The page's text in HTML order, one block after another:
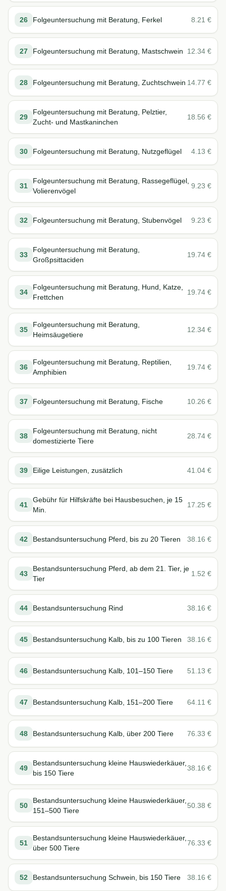
26 Folgeuntersuchung mit Beratung, Ferkel 8.21 €
27 Folgeuntersuchung mit Beratung, Mastschwein 12.34 €
28 Folgeuntersuchung mit Beratung, Zuchtschwein 14.77 €
29
Folgeuntersuchung mit Beratung, Pelztier,
Zucht- und Mastkaninchen
18.56 €
30 Folgeuntersuchung mit Beratung, Nutzgeflügel 4.13 €
31
Folgeuntersuchung mit Beratung, Rassegeflügel,
Volierenvögel
9.23 €
32 Folgeuntersuchung mit Beratung, Stubenvögel 9.23 €
33
Folgeuntersuchung mit Beratung,
Großpsittaciden
19.74 €
34
Folgeuntersuchung mit Beratung, Hund, Katze,
Frettchen
19.74 €
35
Folgeuntersuchung mit Beratung,
Heimsäugetiere
12.34 €
36
Folgeuntersuchung mit Beratung, Reptilien,
Amphibien
19.74 €
37 Folgeuntersuchung mit Beratung, Fische 10.26 €
38
Folgeuntersuchung mit Beratung, nicht
domestizierte Tiere
28.74 €
39 Eilige Leistungen, zusätzlich 41.04 €
41
Gebühr für Hilfskräfte bei Hausbesuchen, je 15
Min.
17.25 €
42 Bestandsuntersuchung Pferd, bis zu 20 Tieren 38.16 €
43
Bestandsuntersuchung Pferd, ab dem 21. Tier, je
Tier
1.52 €
44 Bestandsuntersuchung Rind 38.16 €
45 Bestandsuntersuchung Kalb, bis zu 100 Tieren 38.16 €
46 Bestandsuntersuchung Kalb, 101–150 Tiere 51.13 €
47 Bestandsuntersuchung Kalb, 151–200 Tiere 64.11 €
48 Bestandsuntersuchung Kalb, über 200 Tiere 76.33 €
49
Bestandsuntersuchung kleine Hauswiederkäuer,
bis 150 Tiere
38.16 €
50
Bestandsuntersuchung kleine Hauswiederkäuer,
151–500 Tiere
50.38 €
51
Bestandsuntersuchung kleine Hauswiederkäuer,
über 500 Tiere
76.33 €
52 Bestandsuntersuchung Schwein, bis 150 Tiere 38.16 €